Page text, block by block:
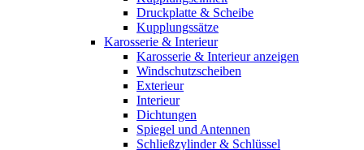
Druckplatte & Scheibe
Kupplungssätze
Karosserie & Interieur
Karosserie & Interieur anzeigen
Windschutzscheiben
Exterieur
Interieur
Dichtungen
Spiegel und Antennen
Schließzylinder & Schlüssel